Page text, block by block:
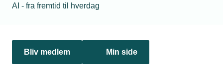
AI - fra fremtid til hverdag
Bliv medlem Min side
DS/EN 50110-1 -Drift af elektriske installationer og
Batterianlæg i private husstande